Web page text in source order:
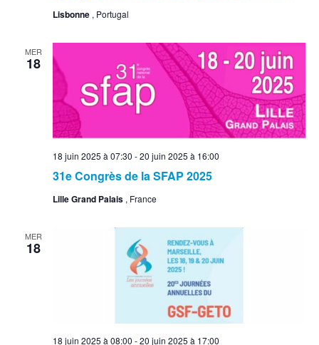
Lisbonne , Portugal
MER
18
31e Congrès de la SFAP 2025
18 juin 2025 à 07:30 -20 juin 2025 à 16:00
Lille Grand Palais , France
MER
18
18 juin 2025 à 08:00 -20 juin 2025 à 17:00